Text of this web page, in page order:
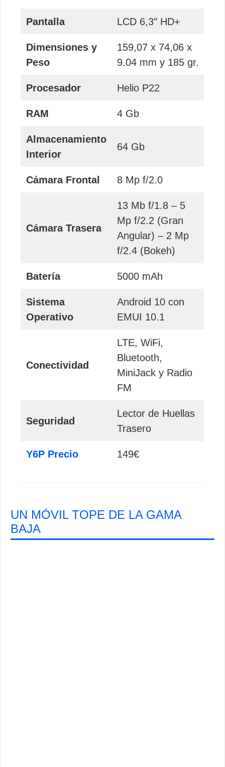
Pantalla LCD 6,3″ HD+
Dimensiones y
Peso
159,07 x 74,06 x
9.04 mm y 185 gr.
Procesador Helio P22
RAM 4 Gb
Almacenamiento
Interior
64 Gb
Cámara Frontal 8 Mp f/2.0
Cámara Trasera
13 Mb f/1.8 – 5
Mp f/2.2 (Gran
Angular) – 2 Mp
f/2.4 (Bokeh)
Batería 5000 mAh
Sistema
Operativo
Android 10 con
EMUI 10.1
Conectividad
LTE, WiFi,
Bluetooth,
MiniJack y Radio
FM
Seguridad
Lector de Huellas
Trasero
Y6P Precio 149€
UN MÓVIL TOPE DE LA GAMA
BAJA